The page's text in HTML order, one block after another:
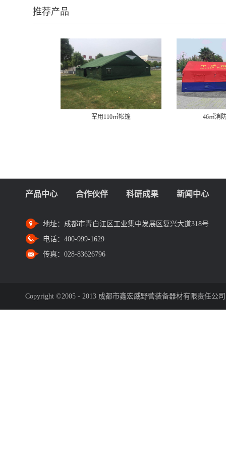
推荐产品
军用110㎡帐篷 46㎡消
产品中心 合作伙伴 科研成果 新闻中心
地址： 成都市青白江区工业集中发展区复兴大道318号
电话： 400-999-1629
传真： 028-83626796
Copyright ©2005 - 2013 成都市鑫宏威野营装备器材有限责任公司